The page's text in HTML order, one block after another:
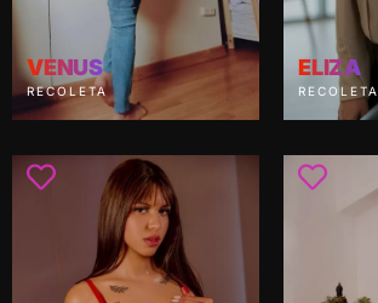
VENUS
RECOLETA
ELIZA
RECOLETA